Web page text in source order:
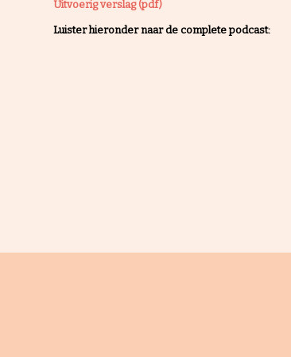
Uitvoerig verslag (pdf)
Luister hieronder naar de complete podcast: